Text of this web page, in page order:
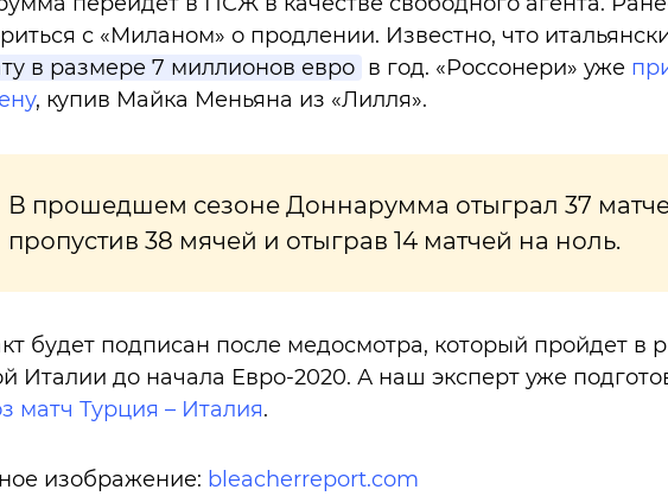
с «Миланом» о продлении. Известно, что
в размере 7 миллионов евро в год. «Россонери» уже
, купив Майка Меньяна из «Лилля».
В прошедшем сезоне Доннарумма отыграл 37
пропустив 38 мячей и отыграв 14 матчей на ноль.
будет подписан после медосмотра, который пройдет в
Италии до начала Евро-2020. А наш эксперт уже
матч Турция – Италия.
изображение: bleacherreport.com